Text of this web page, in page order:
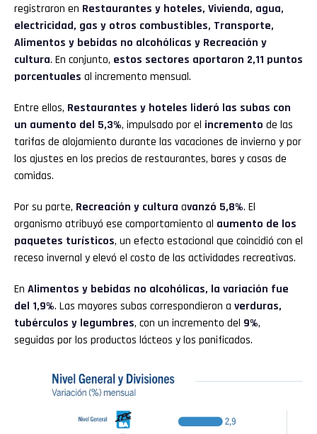
registraron en Restaurantes y hoteles, Vivienda, agua,
electricidad, gas y otros combustibles, Transporte,
Alimentos y bebidas no alcohólicas y Recreación y
cultura. En conjunto, estos sectores aportaron 2,11 puntos
porcentuales al incremento mensual.
Entre ellos, Restaurantes y hoteles lideró las subas con
un aumento del 5,3%, impulsado por el incremento de las
tarifas de alojamiento durante las vacaciones de invierno y por
los ajustes en los precios de restaurantes, bares y casas de
comidas.
Por su parte, Recreación y cultura avanzó 5,8%. El
organismo atribuyó ese comportamiento al aumento de los
paquetes turísticos, un efecto estacional que coincidió con el
receso invernal y elevó el costo de las actividades recreativas.
En Alimentos y bebidas no alcohólicas, la variación fue
del 1,9%. Las mayores subas correspondieron a verduras,
tubérculos y legumbres, con un incremento del 9%,
seguidas por los productos lácteos y los panificados.